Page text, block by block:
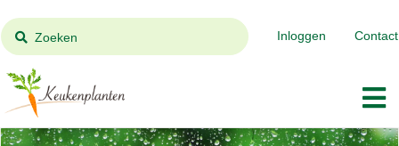
Contact
Inloggen
Zoeken